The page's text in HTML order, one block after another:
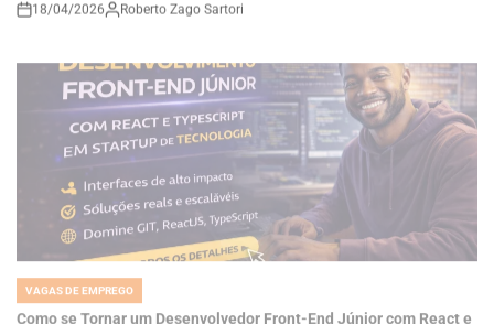
VAGAS DE EMPREGO
Como se Tornar um Desenvolvedor Front-End Júnior com React e
TypeScript e Construir Interfaces de Alta Performance em
Startups de Tecnologia